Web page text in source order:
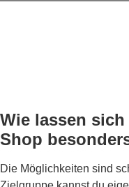
Wie lassen
Shop
Die Möglichkeiten sind